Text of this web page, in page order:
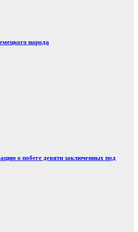
народа
о побеге девяти заключенных под